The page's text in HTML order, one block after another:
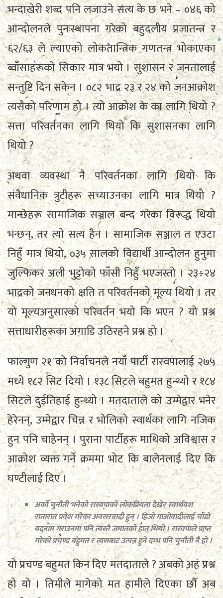
भन्दाखेरी शब्द पनि लजाउने सत्य के छ भने – ०४६ को
आन्दोलनले पुनःस्थापना गरेको बहुदलीय प्रजातन्त्र र
६२/६३ ले ल्याएको लोकतान्त्रिक गणतन्त्र भोकाएका
ब्वाँसाहरूको सिकार मात्र भयो । सुशासन र जनतालाई
सन्तुष्टि दिन सकेन । ०८२ भाद्र २३ र २४ को जनआक्रोश
त्यसैको परिणाम हो । त्यो आक्रोश के का लागि थियो ?
सत्ता परिवर्तनका लागि थियो कि सुशासनका लागि
थियो ?
अथवा व्यवस्था नै परिवर्तनका लागि थियो कि
संवैधानिक त्रुटीहरू सच्याउनका लागि मात्र थियो ?
मान्छेहरू सामाजिक सञ्जाल बन्द गरेका विरूद्ध थियो
भन्छन्, तर त्यो सत्य हैन । सामाजिक सञ्जाल त एउटा
निहुँ मात्र थियो, ०३५ सालको विद्यार्थी आन्दोलन हुनुमा
जुल्फिकर अली भुट्टोको फाँसी निहुँ भएजस्तो । २३÷२४
भाद्रको जनधनको क्षति त परिवर्तनको मूल्य थियो । तर
यो मूल्यअनुसारको परिवर्तन भयो कि भएन ? यो प्रश्न
सत्ताधारीहरूका अगाडि उठिरहने प्रश्न हो ।
फाल्गुण २१ को निर्वाचनले नयाँ पार्टी रास्वपालाई २७५
मध्ये १८२ सिट दियो । १३८ सिटले बहुमत हुन्थ्यो र १८४
सिटले दुईतिहाई हुन्थ्यो । मतदाताले को उम्मेद्वार भनेर
हेरेनन्, उम्मेद्वार चिन्न र भोलिको स्वार्थका लागि नजिक
हुन पनि चाहेनन् । पुराना पार्टीहरू माथिको अविश्वास र
आक्रोश व्यक्त गर्ने क्रममा भोट कि बालेनलाई दिए कि
घण्टीलाई दिए ।
अर्को चुनौती भनेको रास्वपाको लोकप्रियता देखेर स्वार्थवश
रातारात प्रवेश गरेका अवसरवादी हुन् । हिजो माओवादीलाई चाँडो
बदनाम गराउनमा पनि त्यस्तै जमातको हात थियो । रास्वपाले प्राप्त
गरेको प्रचण्ड बहुमत र त्यसबाट उत्पन्न हुने दम्भ पनि चुनौती नै हो ।
यो प्रचण्ड बहुमत किन दिए मतदाताले ? अबको अहं प्रश्न
हो यो । तिमीले मागेको मत हामीले दिएका छौँ अब